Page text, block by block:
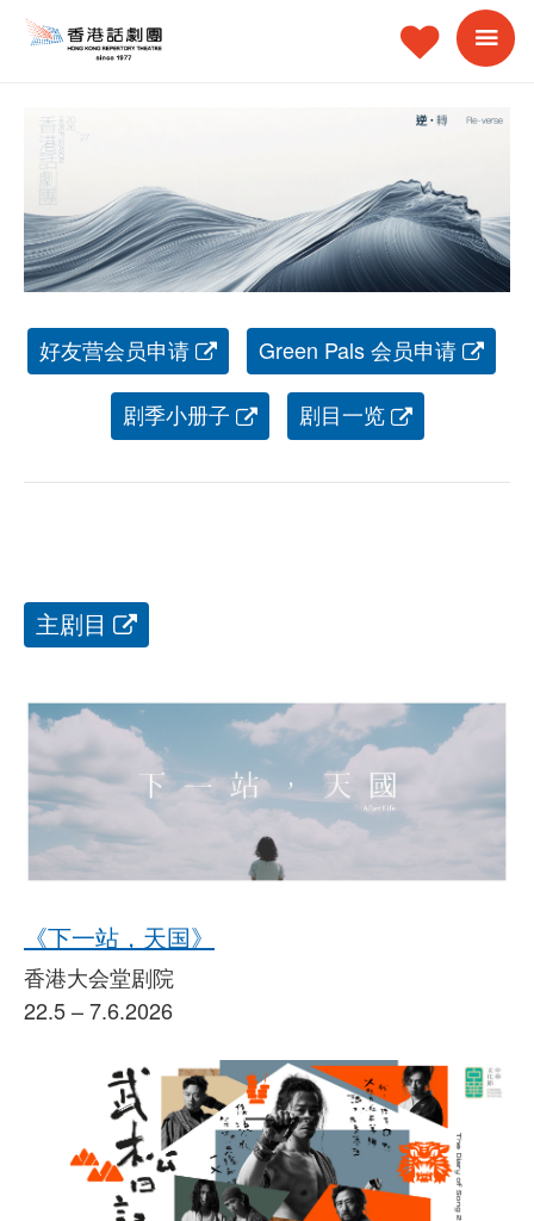
好友营会员申请 Green Pals 会员申请
剧季小册子 剧目一览
主剧目
《下一站，天国》
香港大会堂剧院
22.5 – 7.6.2026